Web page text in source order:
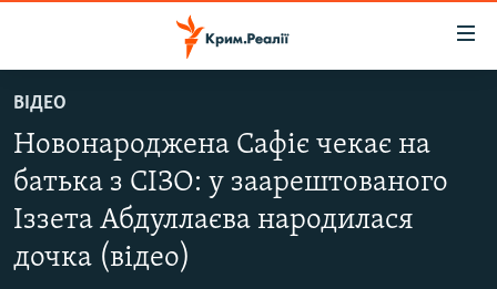
до
основного
матеріалу
до
основної
НОВИНИ
ВОДА.КРИМ
ВІДЕО ТА ФОТО
ПОЛІТИКА
БЛОГИ
ВІДЕО
Новонароджена Сафіє чекає на
батька з СІЗО: у заарештованого
Іззета Абдуллаєва народилася
дочка (відео)